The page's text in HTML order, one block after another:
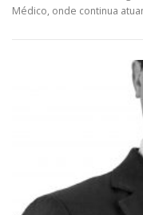
Médico, onde continua